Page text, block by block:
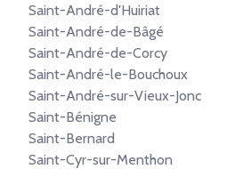
Saint-André-d'Huiriat
Saint-André-de-Bâgé
Saint-André-de-Corcy
Saint-André-le-Bouchoux
Saint-André-sur-Vieux-Jonc
Saint-Bénigne
Saint-Bernard
Saint-Cyr-sur-Menthon